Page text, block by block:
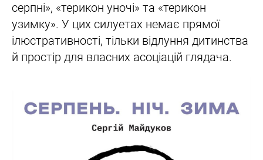
серпні», «терикон уночі» та «терикон
узимку». У цих силуетах немає прямої
ілюстративності, тільки відлуння дитинства
й простір для власних асоціацій глядача.